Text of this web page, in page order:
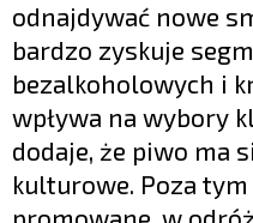
odnajdywać nowe
bardzo zyskuje
bezalkoholowych i
wpływa na wybory
dodaje, że piwo ma
kulturowe. Poza